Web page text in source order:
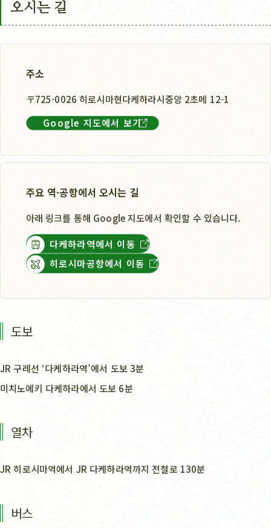
오시는 길
주소
〒725-0026 히로시마현다케하라시중앙 2초메 12-1
Google 지도에서 보기
주요 역·공항에서 오시는 길
아래 링크를 통해 Google 지도에서 확인할 수 있습니다.
다케하라역에서 이동
히로시마공항에서 이동
도보
JR 구레선 ‘다케하라역’에서 도보 3분
미치노에키 다케하라에서 도보 6분
열차
JR 히로시마역에서 JR 다케하라역까지 전철로 130분
버스